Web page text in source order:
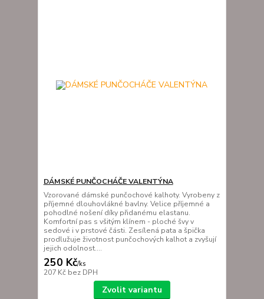
DÁMSKÉ PUNČOCHÁČE VALENTÝNA
Vzorované dámské punčochové kalhoty. Vyrobeny z
příjemné dlouhovlákné bavlny. Velice příjemné a
pohodlné nošení díky přidanému elastanu.
Komfortní pas s všitým klínem - ploché švy v
sedové i v prstové části. Zesílená pata a špička
prodlužuje životnost punčochových kalhot a zvyšují
jejich odolnost....
250 Kč/ks
207 Kč bez DPH
Zvolit variantu